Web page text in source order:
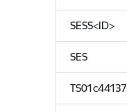
SESS<ID>
SES
TS01c44137